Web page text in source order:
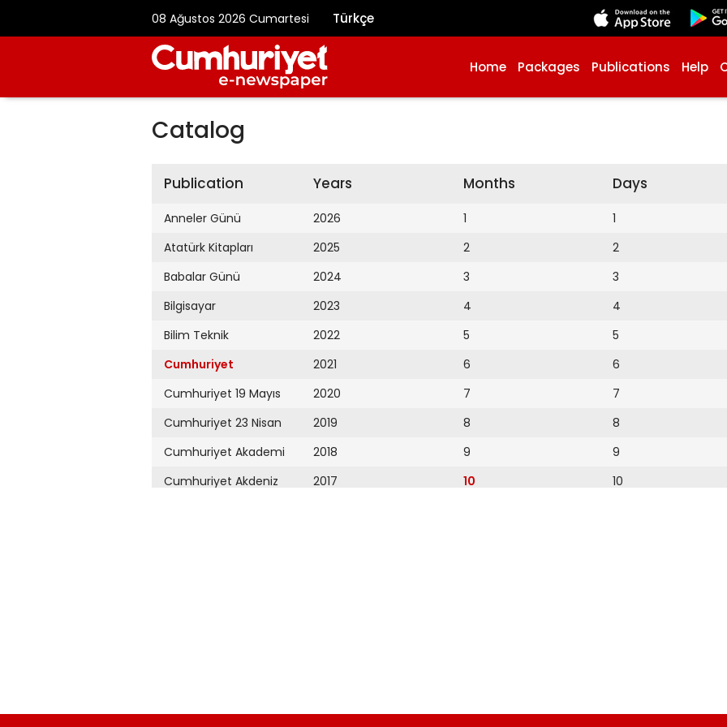
08 Ağustos 2026 Cumartesi Türkçe
Home Packages Publications Help
Catalog
Publication
Anneler Günü
Atatürk Kitapları
Babalar Günü
Bilgisayar
Bilim Teknik
Cumhuriyet
Cumhuriyet 19 Mayıs
Cumhuriyet 23 Nisan
Cumhuriyet Akademi
Cumhuriyet Akdeniz
Cumhuriyet Çevre
Years
2026
2025
2024
2023
2022
2021
2020
2019
2018
2017
2009
Months
1
2
3
4
5
6
7
8
9
10
Days
1
2
3
4
5
6
7
8
9
10
18